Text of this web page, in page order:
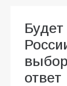
ответ